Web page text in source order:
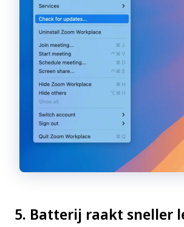
5. Batterij raakt sneller